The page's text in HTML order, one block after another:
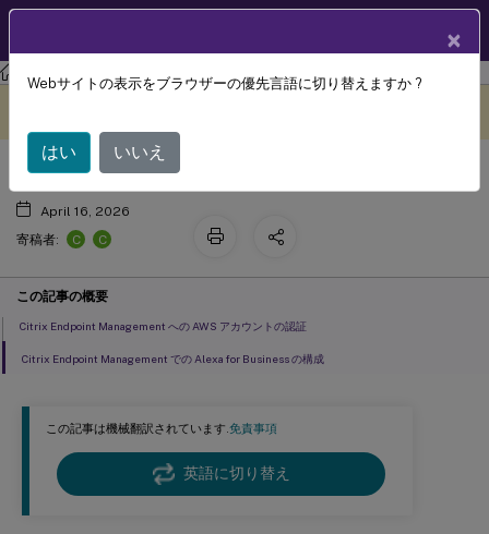
Citrix Endpoint Management
この記事は機械翻訳されています.免責事項
英語に切り替え
Alexa for Business
April 16, 2026
寄稿者:
C C
この記事の概要
Citrix Endpoint Management への AWS アカウントの認証
Citrix Endpoint Management での Alexa for Business の構成
×
Webサイトの表示をブラウザーの優先言語に切り替えますか ?
はい いいえ